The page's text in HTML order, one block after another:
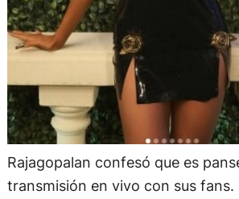
Rajagopalan confesó que es
transmisión en vivo con sus